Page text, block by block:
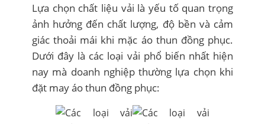
Lựa chọn chất liệu vải là yếu tố quan trọng
ảnh hưởng đến chất lượng, độ bền và cảm
giác thoải mái khi mặc áo thun đồng phục.
Dưới đây là các loại vải phổ biến nhất hiện
nay mà doanh nghiệp thường lựa chọn khi
đặt may áo thun đồng phục: